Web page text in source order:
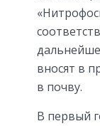
вносят в
в почву.
В первый